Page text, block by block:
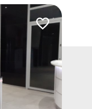
Dodaj do